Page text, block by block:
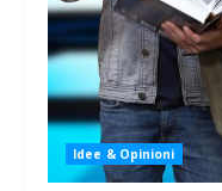
Idee & Opinioni